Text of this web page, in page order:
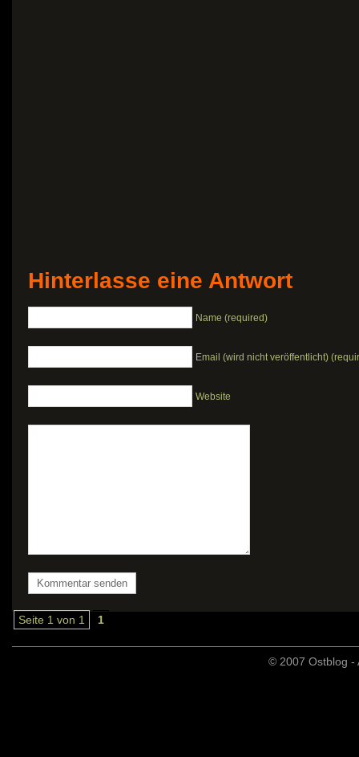
Hinterlasse eine Antwort
Name (required)
Email (wird nicht veröffentlicht)
Website
Seite 1 von 1 1
© 2007 Ostblog -